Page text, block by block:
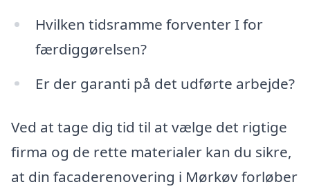
Hvilken tidsramme forventer I for
færdiggørelsen?
Er der garanti på det udførte arbejde?
Ved at tage dig tid til at vælge det rigtige
firma og de rette materialer kan du sikre,
at din facaderenovering i Mørkøv forløber